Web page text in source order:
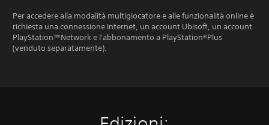
Per accedere alla modalità multigiocatore e alle funzionalità online è
richiesta una connessione Internet, un account Ubisoft, un account
PlayStation™Network e l'abbonamento a PlayStation®Plus
(venduto separatamente).